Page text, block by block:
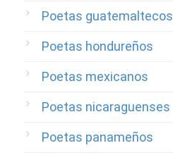
Poetas guatemaltecos
Poetas hondureños
Poetas mexicanos
Poetas nicaraguenses
Poetas panameños